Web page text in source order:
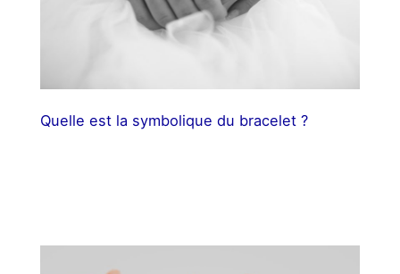
Quelle est la symbolique du bracelet ?